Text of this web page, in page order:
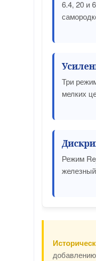
6.4, 20 и
Три
мелких
Режим